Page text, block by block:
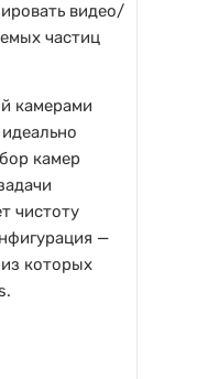
видео/
частиц
камерами
камер
чистоту
—
которых